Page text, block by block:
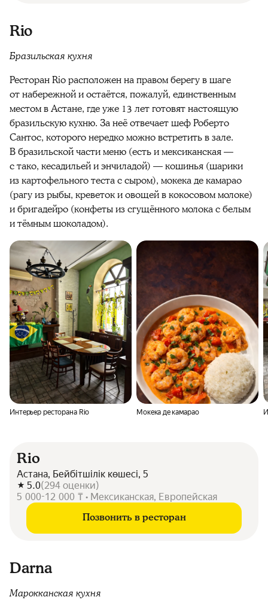
Rio
Бразильская кухня
Ресторан Rio расположен на правом берегу в шаге
от набережной и остаётся, пожалуй, единственным
местом в Астане, где уже 13 лет готовят настоящую
бразильскую кухню. За неё отвечает шеф Роберто
Сантос, которого нередко можно встретить в зале.
В бразильской части меню (есть и мексиканская —
с тако, кесадильей и энчиладой) — кошинья (шарики
из картофельного теста с сыром), мокека де камарао
(рагу из рыбы, креветок и овощей в кокосовом молоке)
и бригадейро (конфеты из сгущённого молока с белым
и тёмным шоколадом).
Интерьер ресторана Rio Мокека де камарао
Rio
Астана, Бейбітшілік көшесі, 5
5.0(294 оценки)
5 000-12 000 ₸ • Мексиканская, Европейская
Позвонить в ресторан
Darna
Марокканская кухня